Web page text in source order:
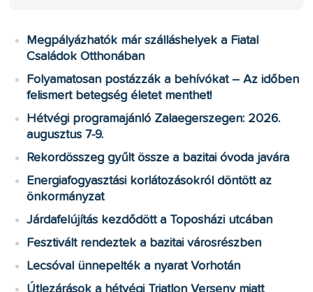
Megpályázhatók már szálláshelyek a Fiatal
Családok Otthonában
Folyamatosan postázzák a behívókat – Az időben
felismert betegség életet menthet!
Hétvégi programajánló Zalaegerszegen: 2026.
augusztus 7-9.
Rekordösszeg gyűlt össze a bazitai óvoda javára
Energiafogyasztási korlátozásokról döntött az
önkormányzat
Járdafelújítás kezdődött a Toposházi utcában
Fesztivált rendeztek a bazitai városrészben
Lecsóval ünnepelték a nyarat Vorhotán
Útlezárások a hétvégi Triatlon Verseny miatt